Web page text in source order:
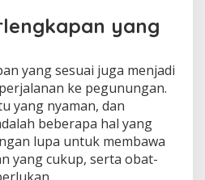
yang
yang sesuai juga menjadi
ke pegunungan.
yang nyaman, dan
beberapa hal yang
lupa untuk membawa
yang cukup, serta obat-